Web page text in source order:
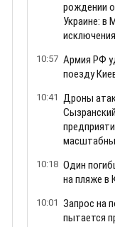
рождении
Украине: в
10:57 Армия РФ
поезду
10:41 Дроны
10:18 Один
на пляже в
10:01 Запрос на
пытается